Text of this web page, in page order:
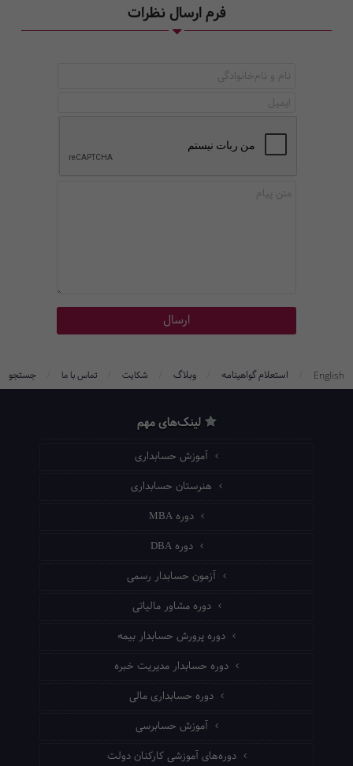
فرم ارسال نظرات
English استعلام گواهینامه وبلاگ شکایت تماس با ما جستجو
لینک‌های مهم
آموزش حسابداری
هنرستان حسابداری
دوره MBA
دوره DBA
آزمون حسابدار رسمی
دوره مشاور مالیاتی
دوره پرورش حسابدار بیمه
دوره حسابدار مدیریت خبره
دوره حسابداری مالی
آموزش حسابرسی
دوره‌های آموزشی کارکنان دولت